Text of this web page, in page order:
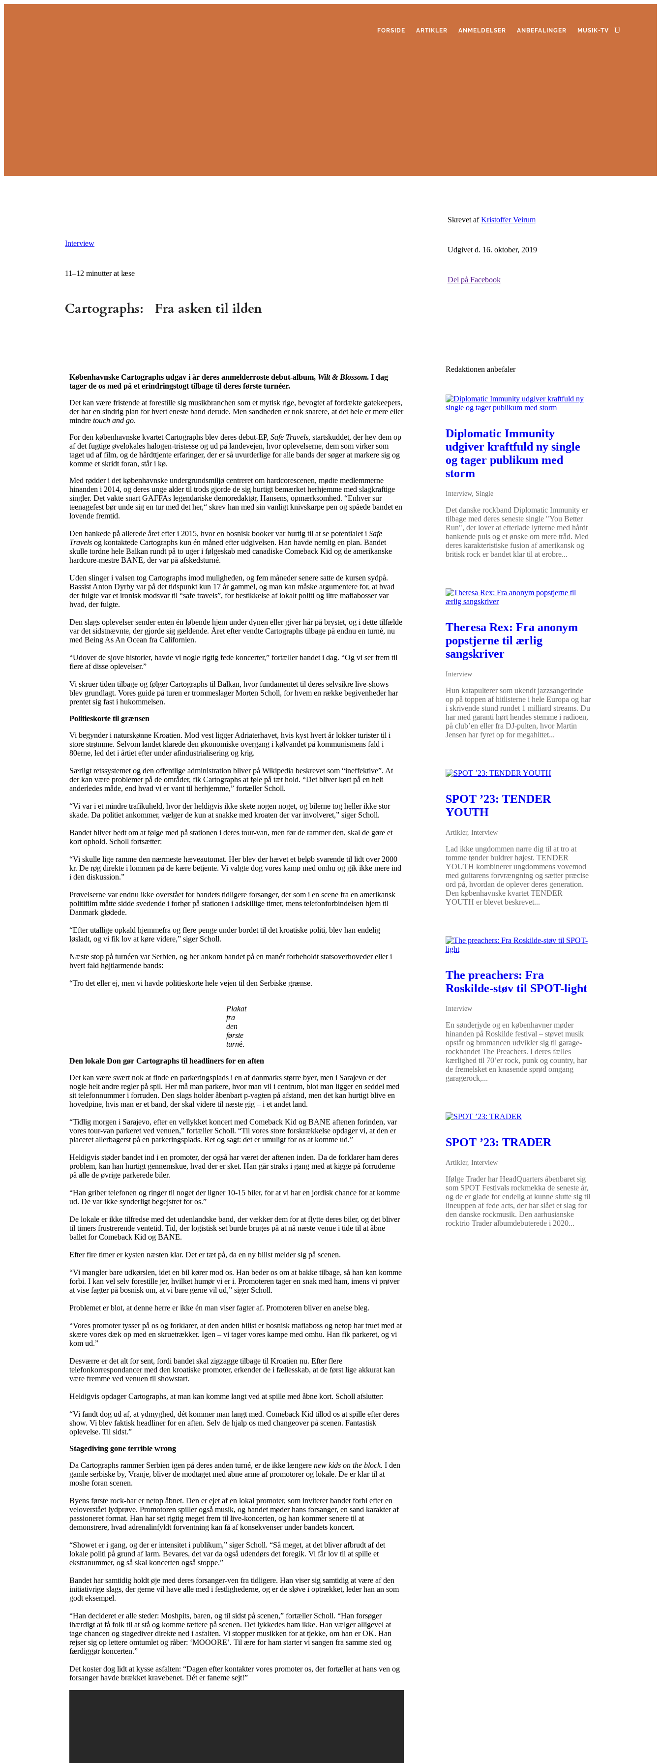
FORSIDE ARTIKLER ANMELDELSER ANBEFALINGER MUSIK-TV
Interview
11–12 minutter at læse
Cartographs: Fra asken til ilden
Skrevet afKristoffer Veirum
Udgivet d. 16. oktober, 2019
Del på Facebook
Københavnske Cartographs udgav i år deres anmelderroste debut-album, Wilt & Blossom. I dag
tager de os med på et erindringstogt tilbage til deres første turnéer.
Det kan være fristende at forestille sig musikbranchen som et mytisk rige, bevogtet af fordækte gatekeepers,
der har en sindrig plan for hvert eneste band derude. Men sandheden er nok snarere, at det hele er mere eller
mindre touch and go.
For den københavnske kvartet Cartographs blev deres debut-EP, Safe Travels, startskuddet, der hev dem op
af det fugtige øvelokales halogen-tristesse og ud på landevejen, hvor oplevelserne, dem som virker som
taget ud af film, og de hårdttjente erfaringer, der er så uvurderlige for alle bands der søger at markere sig og
komme et skridt foran, står i kø.
Med rødder i det københavnske undergrundsmiljø centreret om hardcorescenen, mødte medlemmerne
hinanden i 2014, og deres unge alder til trods gjorde de sig hurtigt bemærket herhjemme med slagkraftige
singler. Det vakte snart GAFFAs legendariske demoredaktør, Hansens, opmærksomhed. “Enhver sur
teenagefest bør unde sig en tur med det her,“ skrev han med sin vanligt knivskarpe pen og spåede bandet en
lovende fremtid.
Den bankede på allerede året efter i 2015, hvor en bosnisk booker var hurtig til at se potentialet i Safe
Travels og kontaktede Cartographs kun én måned efter udgivelsen. Han havde nemlig en plan. Bandet
skulle tordne hele Balkan rundt på to uger i følgeskab med canadiske Comeback Kid og de amerikanske
hardcore-mestre BANE, der var på afskedsturné.
Uden slinger i valsen tog Cartographs imod muligheden, og fem måneder senere satte de kursen sydpå.
Bassist Anton Dyrby var på det tidspunkt kun 17 år gammel, og man kan måske argumentere for, at hvad
der fulgte var et ironisk modsvar til “safe travels”, for bestikkelse af lokalt politi og iltre mafiabosser var
hvad, der fulgte.
Den slags oplevelser sender enten én løbende hjem under dynen eller giver hår på brystet, og i dette tilfælde
var det sidstnævnte, der gjorde sig gældende. Året efter vendte Cartographs tilbage på endnu en turné, nu
med Being As An Ocean fra Californien.
“Udover de sjove historier, havde vi nogle rigtig fede koncerter,” fortæller bandet i dag. “Og vi ser frem til
flere af disse oplevelser.”
Vi skruer tiden tilbage og følger Cartographs til Balkan, hvor fundamentet til deres selvsikre live-shows
blev grundlagt. Vores guide på turen er trommeslager Morten Scholl, for hvem en række begivenheder har
prentet sig fast i hukommelsen.
Politieskorte til grænsen
Vi begynder i naturskønne Kroatien. Mod vest ligger Adriaterhavet, hvis kyst hvert år lokker turister til i
store strømme. Selvom landet klarede den økonomiske overgang i kølvandet på kommunismens fald i
80erne, led det i årtiet efter under afindustrialisering og krig.
Særligt retssystemet og den offentlige administration bliver på Wikipedia beskrevet som “ineffektive”. At
der kan være problemer på de områder, fik Cartographs at føle på tæt hold. “Det bliver kørt på en helt
anderledes måde, end hvad vi er vant til herhjemme,” fortæller Scholl.
“Vi var i et mindre trafikuheld, hvor der heldigvis ikke skete nogen noget, og bilerne tog heller ikke stor
skade. Da politiet ankommer, vælger de kun at snakke med kroaten der var involveret,” siger Scholl.
Bandet bliver bedt om at følge med på stationen i deres tour-van, men før de rammer den, skal de gøre et
kort ophold. Scholl fortsætter:
“Vi skulle lige ramme den nærmeste hæveautomat. Her blev der hævet et beløb svarende til lidt over 2000
kr. De røg direkte i lommen på de kære betjente. Vi valgte dog vores kamp med omhu og gik ikke mere ind
i den diskussion.”
Prøvelserne var endnu ikke overstået for bandets tidligere forsanger, der som i en scene fra en amerikansk
politifilm måtte sidde svedende i forhør på stationen i adskillige timer, mens telefonforbindelsen hjem til
Danmark glødede.
“Efter utallige opkald hjemmefra og flere penge under bordet til det kroatiske politi, blev han endelig
løsladt, og vi fik lov at køre videre,” siger Scholl.
Næste stop på turnéen var Serbien, og her ankom bandet på en manér forbeholdt statsoverhoveder eller i
hvert fald højtlarmende bands:
“Tro det eller ej, men vi havde politieskorte hele vejen til den Serbiske grænse.
Plakat
fra
den
første
turné.
Den lokale Don gør Cartographs til headliners for en aften
Det kan være svært nok at finde en parkeringsplads i en af danmarks større byer, men i Sarajevo er der
nogle helt andre regler på spil. Her må man parkere, hvor man vil i centrum, blot man ligger en seddel med
sit telefonnummer i forruden. Den slags holder åbenbart p-vagten på afstand, men det kan hurtigt blive en
hovedpine, hvis man er et band, der skal videre til næste gig – i et andet land.
“Tidlig morgen i Sarajevo, efter en vellykket koncert med Comeback Kid og BANE aftenen forinden, var
vores tour-van parkeret ved venuen,” fortæller Scholl. “Til vores store forskrækkelse opdager vi, at den er
placeret allerbagerst på en parkeringsplads. Ret og sagt: det er umuligt for os at komme ud.”
Heldigvis støder bandet ind i en promoter, der også har været der aftenen inden. Da de forklarer ham deres
problem, kan han hurtigt gennemskue, hvad der er sket. Han går straks i gang med at kigge på forruderne
på alle de øvrige parkerede biler.
“Han griber telefonen og ringer til noget der ligner 10-15 biler, for at vi har en jordisk chance for at komme
ud. De var ikke synderligt begejstret for os.”
De lokale er ikke tilfredse med det udenlandske band, der vækker dem for at flytte deres biler, og det bliver
til timers frustrerende ventetid. Tid, der logistisk set burde bruges på at nå næste venue i tide til at åbne
ballet for Comeback Kid og BANE.
Efter fire timer er kysten næsten klar. Det er tæt på, da en ny bilist melder sig på scenen.
“Vi mangler bare udkørslen, idet en bil kører mod os. Han beder os om at bakke tilbage, så han kan komme
forbi. I kan vel selv forestille jer, hvilket humør vi er i. Promoteren tager en snak med ham, imens vi prøver
at vise fagter på bosnisk om, at vi bare gerne vil ud,” siger Scholl.
Problemet er blot, at denne herre er ikke én man viser fagter af. Promoteren bliver en anelse bleg.
“Vores promoter tysser på os og forklarer, at den anden bilist er bosnisk mafiaboss og netop har truet med at
skære vores dæk op med en skruetrækker. Igen – vi tager vores kampe med omhu. Han fik parkeret, og vi
kom ud.”
Desværre er det alt for sent, fordi bandet skal zigzagge tilbage til Kroatien nu. Efter flere
telefonkorrespondancer med den kroatiske promoter, erkender de i fællesskab, at de først lige akkurat kan
være fremme ved venuen til showstart.
Heldigvis opdager Cartographs, at man kan komme langt ved at spille med åbne kort. Scholl afslutter:
“Vi fandt dog ud af, at ydmyghed, dét kommer man langt med. Comeback Kid tillod os at spille efter deres
show. Vi blev faktisk headliner for en aften. Selv de hjalp os med changeover på scenen. Fantastisk
oplevelse. Til sidst.”
Stagediving gone terrible wrong
Da Cartographs rammer Serbien igen på deres anden turné, er de ikke længere new kids on the block. I den
gamle serbiske by, Vranje, bliver de modtaget med åbne arme af promotorer og lokale. De er klar til at
moshe foran scenen.
Byens første rock-bar er netop åbnet. Den er ejet af en lokal promoter, som inviterer bandet forbi efter en
veloverstået lydprøve. Promotoren spiller også musik, og bandet møder hans forsanger, en sand karakter af
passioneret format. Han har set rigtig meget frem til live-koncerten, og han kommer senere til at
demonstrere, hvad adrenalinfyldt forventning kan få af konsekvenser under bandets koncert.
“Showet er i gang, og der er intensitet i publikum,” siger Scholl. “Så meget, at det bliver afbrudt af det
lokale politi på grund af larm. Bevares, det var da også udendørs det foregik. Vi får lov til at spille et
ekstranummer, og så skal koncerten også stoppe.”
Bandet har samtidig holdt øje med deres forsanger-ven fra tidligere. Han viser sig samtidig at være af den
initiativrige slags, der gerne vil have alle med i festlighederne, og er de sløve i optrækket, leder han an som
godt eksempel.
“Han decideret er alle steder: Moshpits, baren, og til sidst på scenen,” fortæller Scholl. “Han forsøger
ihærdigt at få folk til at stå og komme tættere på scenen. Det lykkedes ham ikke. Han vælger alligevel at
tage chancen og stagediver direkte ned i asfalten. Vi stopper musikken for at tjekke, om han er OK. Han
rejser sig op lettere omtumlet og råber: ‘MOOORE’. Til ære for ham starter vi sangen fra samme sted og
færdiggør koncerten.”
Det koster dog lidt at kysse asfalten: “Dagen efter kontakter vores promoter os, der fortæller at hans ven og
forsanger havde brækket kravebenet. Dét er faneme sejt!”
Redaktionen anbefaler
Diplomatic Immunity
udgiver kraftfuld ny single
og tager publikum med
storm
Interview, Single
Det danske rockband Diplomatic Immunity er
tilbage med deres seneste single "You Better
Run", der lover at efterlade lytterne med hårdt
bankende puls og et ønske om mere tråd. Med
deres karakteristiske fusion af amerikansk og
britisk rock er bandet klar til at erobre...
Theresa Rex: Fra anonym
popstjerne til ærlig
sangskriver
Interview
Hun katapulterer som ukendt jazzsangerinde
op på toppen af hitlisterne i hele Europa og har
i skrivende stund rundet 1 milliard streams. Du
har med garanti hørt hendes stemme i radioen,
på club’en eller fra DJ-pulten, hvor Martin
Jensen har fyret op for megahittet...
SPOT ’23: TENDER
YOUTH
Artikler, Interview
Lad ikke ungdommen narre dig til at tro at
tomme tønder buldrer højest. TENDER
YOUTH kombinerer ungdommens vovemod
med guitarens forvrængning og sætter præcise
ord på, hvordan de oplever deres generation.
Den københavnske kvartet TENDER
YOUTH er blevet beskrevet...
The preachers: Fra
Roskilde-støv til SPOT-light
Interview
En sønderjyde og en københavner møder
hinanden på Roskilde festival – støvet musik
opstår og bromancen udvikler sig til garage-
rockbandet The Preachers. I deres fælles
kærlighed til 70’er rock, punk og country, har
de fremelsket en knasende sprød omgang
garagerock,...
SPOT ’23: TRADER
Artikler, Interview
Ifølge Trader har HeadQuarters åbenbaret sig
som SPOT Festivals rockmekka de seneste år,
og de er glade for endelig at kunne slutte sig til
lineuppen af fede acts, der har slået et slag for
den danske rockmusik. Den aarhusianske
rocktrio Trader albumdebuterede i 2020...